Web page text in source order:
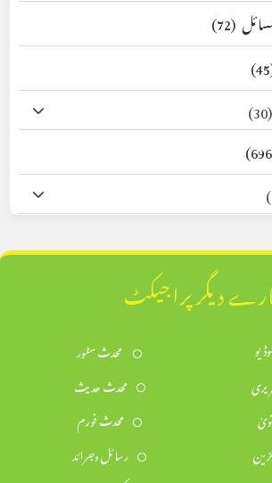
(72)
(30)
دیگر پراجیکٹ
محدث سٹور
محدث حدیث
محدث فورم
رسائل وجرائد